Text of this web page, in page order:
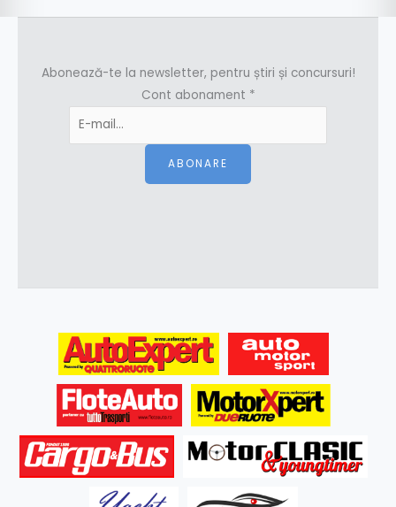
Abonează-te la newsletter, pentru știri și concursuri!
Cont abonament *
ABONARE